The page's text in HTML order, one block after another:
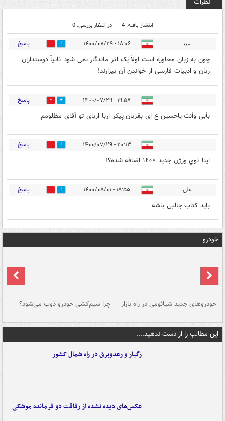
انتشار یافته: 4 در انتظار بررسی: 0
سید ۱۸:۰۶ - ۱۴۰۰/۰۷/۲۹ 0 پاسخ
چون به زبان محاوره است اولاً یک اثر ماندگار نمی شود ثانیاً دوستداران
زبان و ادبیات فارسی از خواندن آن بیزارند!
۱۹:۵۸ - ۱۴۰۰/۰۷/۲۹ 0 پاسخ
بأبی وأنت یاحسین ع ای بقربان پیکر اربا اربای تو آقای مظلومم
۲۰:۱۳ - ۱۴۰۰/۰۷/۲۹ 0 پاسخ
اينا توي ورژن جديد ١٤٠٠ اضافه شده؟!
علی ۱۸:۵۵ - ۱۴۰۰/۰۸/۰۱ 0 پاسخ
باید کتاب جالبی باشه
خودرو
خودروهای جدید شیائومی در راه بازار چرا سیم‌کشی خودرو ذوب می‌شود؟
این مطالب را از دست ندهید....
رگبار و رعدوبرق در راه شمال کشور
عکس‌های دیده نشده از رفاقت دو فرمانده‌ موشکی